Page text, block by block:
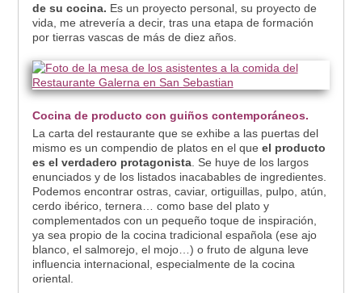
de su cocina. Es un proyecto personal, su proyecto de
vida, me atrevería a decir, tras una etapa de formación
por tierras vascas de más de diez años.
Cocina de producto con guiños contemporáneos.
La carta del restaurante que se exhibe a las puertas del
mismo es un compendio de platos en el que el producto
es el verdadero protagonista. Se huye de los largos
enunciados y de los listados inacabables de ingredientes.
Podemos encontrar ostras, caviar, ortiguillas, pulpo, atún,
cerdo ibérico, ternera… como base del plato y
complementados con un pequeño toque de inspiración,
ya sea propio de la cocina tradicional española (ese ajo
blanco, el salmorejo, el mojo…) o fruto de alguna leve
influencia internacional, especialmente de la cocina
oriental.